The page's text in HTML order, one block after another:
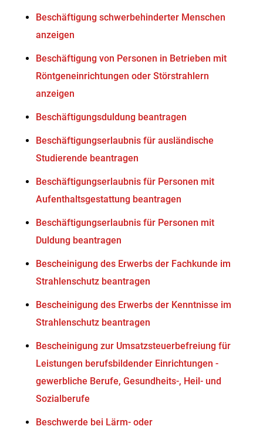
Beschäftigung schwerbehinderter Menschen
anzeigen
Beschäftigung von Personen in Betrieben mit
Röntgeneinrichtungen oder Störstrahlern
anzeigen
Beschäftigungsduldung beantragen
Beschäftigungserlaubnis für ausländische
Studierende beantragen
Beschäftigungserlaubnis für Personen mit
Aufenthaltsgestattung beantragen
Beschäftigungserlaubnis für Personen mit
Duldung beantragen
Bescheinigung des Erwerbs der Fachkunde im
Strahlenschutz beantragen
Bescheinigung des Erwerbs der Kenntnisse im
Strahlenschutz beantragen
Bescheinigung zur Umsatzsteuerbefreiung für
Leistungen berufsbildender Einrichtungen -
gewerbliche Berufe, Gesundheits-, Heil- und
Sozialberufe
Beschwerde bei Lärm- oder